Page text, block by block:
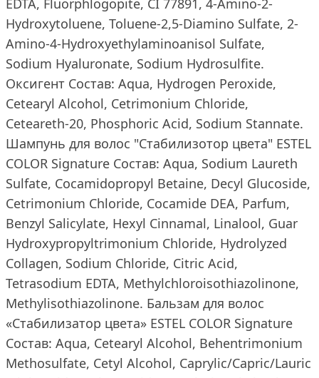
EDTA, Fluorphlogopite, CI 77891, 4-Amino-2-
Hydroxytoluene, Toluene-2,5-Diamino Sulfate, 2-
Amino-4-Hydroxyethylaminoanisol Sulfate,
Sodium Hyaluronate, Sodium Hydrosulfite.
Оксигент Состав: Aqua, Hydrogen Peroxide,
Cetearyl Alcohol, Cetrimonium Chloride,
Ceteareth-20, Phosphoric Acid, Sodium Stannate.
Шампунь для волос "Стабилизотор цвета" ESTEL
COLOR Signature Состав: Aqua, Sodium Laureth
Sulfate, Cocamidopropyl Betaine, Decyl Glucoside,
Cetrimonium Chloride, Cocamide DEA, Parfum,
Benzyl Salicylate, Hexyl Cinnamal, Linalool, Guar
Hydroxypropyltrimonium Chloride, Hydrolyzed
Collagen, Sodium Chloride, Citric Acid,
Tetrasodium EDTA, Methylchloroisothiazolinone,
Methylisothiazolinone. Бальзам для волос
«Стабилизатор цвета» ESTEL COLOR Signature
Состав: Aqua, Cetearyl Alcohol, Behentrimonium
Methosulfate, Cetyl Alcohol, Caprylic/Capric/Lauric